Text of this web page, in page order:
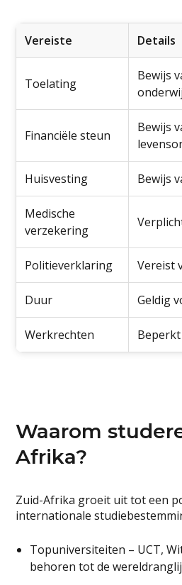
Vereiste Details
Toelating
Bewijs
Financiële steun
Bewijs
Huisvesting Bewijs
Medische
verzekering
Politieverklaring Vereist
Duur Geldig
Werkrechten
Waarom
Afrika?
Zuid-Afrika groeit uit tot een
internationale
Topuniversiteiten – UCT,
behoren tot de